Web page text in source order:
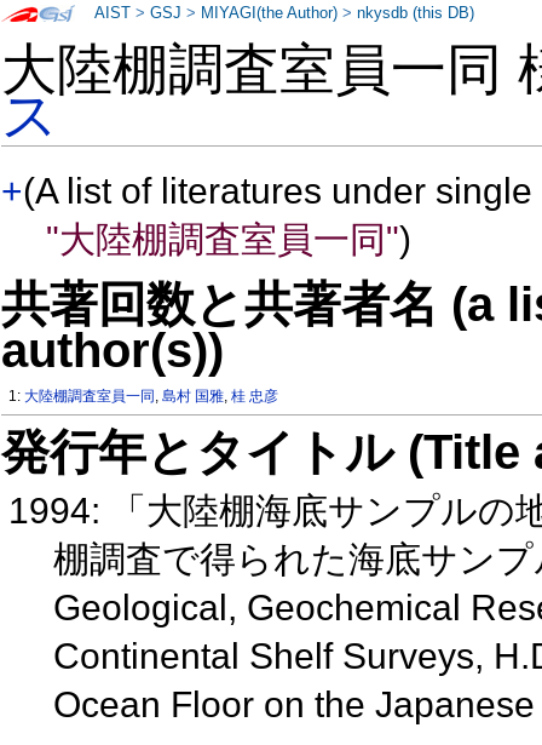
大陸棚調査室員一同
ス
+(A list of literatures under
"大陸棚調査室員一同")
共著回数と共著者名 (a
author(s))
1:大陸棚調査室員一同 ,島村 国雅,桂 忠彦
発行年とタイトル
1994: 「大陸棚海底サンプルの
棚調査で得られた海底サン
Geological, Geochemical
Continental Shelf Surveys,
Ocean Floor on the
AIST >GSJ > MIYAGI(the Author) >nkysdb (this DB)